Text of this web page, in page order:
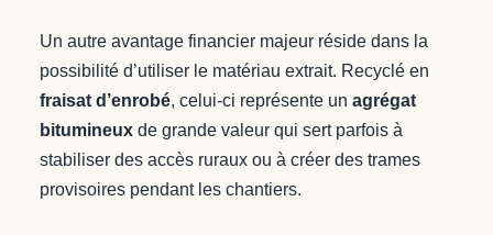
Un autre avantage financier majeur réside dans la
possibilité d’utiliser le matériau extrait. Recyclé en
fraisat d’enrobé, celui-ci représente un agrégat
bitumineux de grande valeur qui sert parfois à
stabiliser des accès ruraux ou à créer des trames
provisoires pendant les chantiers.